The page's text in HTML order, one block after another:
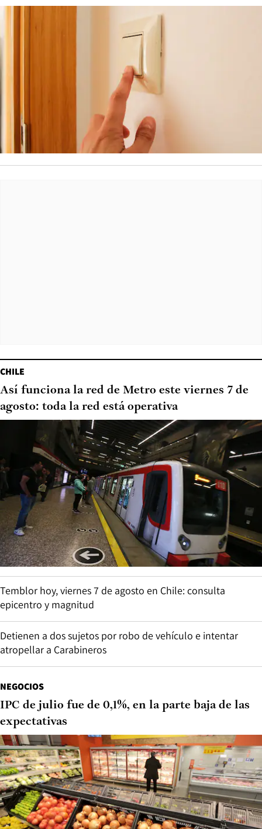
CHILE
Así funciona la red de Metro este viernes 7 de
agosto: toda la red está operativa
Temblor hoy, viernes 7 de agosto en Chile: consulta
epicentro y magnitud
Detienen a dos sujetos por robo de vehículo e intentar
atropellar a Carabineros
NEGOCIOS
IPC de julio fue de 0,1%, en la parte baja de las
expectativas